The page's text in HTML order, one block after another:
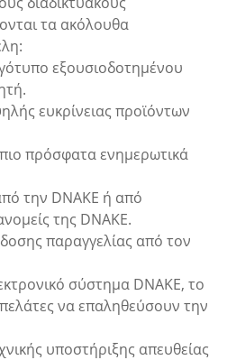
τα ακόλουθα
εξουσιοδοτημένου
ευκρίνειας προϊόντων
πρόσφατα ενημερωτικά
την DNAKE ή από
της DNAKE.
παραγγελίας από τον
σύστημα DNAKE, το
να επαληθεύσουν την
υποστήριξης απευθείας